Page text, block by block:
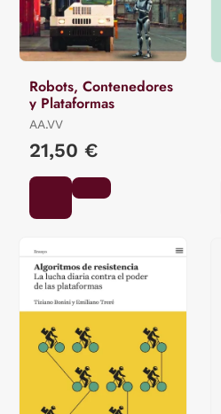
Robots, Contenedores
y Plataformas
AA.VV
21,50 €